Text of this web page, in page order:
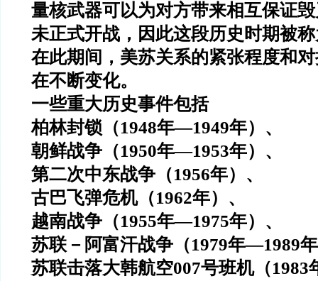
量核武器可以为对方带来相互保证
未正式开战，因此这段历史时期被
在此期间，美苏关系的紧张程度和
在不断变化。
一些重大历史事件包括
柏林封锁（1948年—1949年）、
朝鲜战争（1950年—1953年）、
第二次中东战争（1956年）、
古巴飞弹危机（1962年）、
越南战争（1955年—1975年）、
苏联－阿富汗战争（1979年—1989
苏联击落大韩航空007号班机（1983